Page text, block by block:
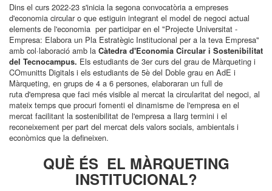
Dins el curs 2022-23 s'inicia la segona convocatòria a empreses
d'economia circular o que estiguin integrant el model de negoci actual
elements de l'economia per participar en el "Projecte Universitat -
Empresa: Elabora un Pla Estratègic Institucional per a la teva Empresa"
amb col·laboració amb la Càtedra d'Economia Circular i Sostenibilitat
del Tecnocampus. Els estudiants de 3er curs del grau de Màrqueting i
COmunitts Digitals i els estudiants de 5è del Doble grau en AdE i
Màrqueting, en grups de 4 a 6 persones, elaboraran un full de
ruta d'empresa que faci més visible al mercat la circularitat del negoci, al
mateix temps que procuri fomenti el dinamisme de l'empresa en el
mercat facilitant la sostenibilitat de l'empresa a llarg termini i el
reconeixement per part del mercat dels valors socials, ambientals i
econòmics que la defineixen.
QUÈ ÉS EL MÀRQUETING
INSTITUCIONAL?